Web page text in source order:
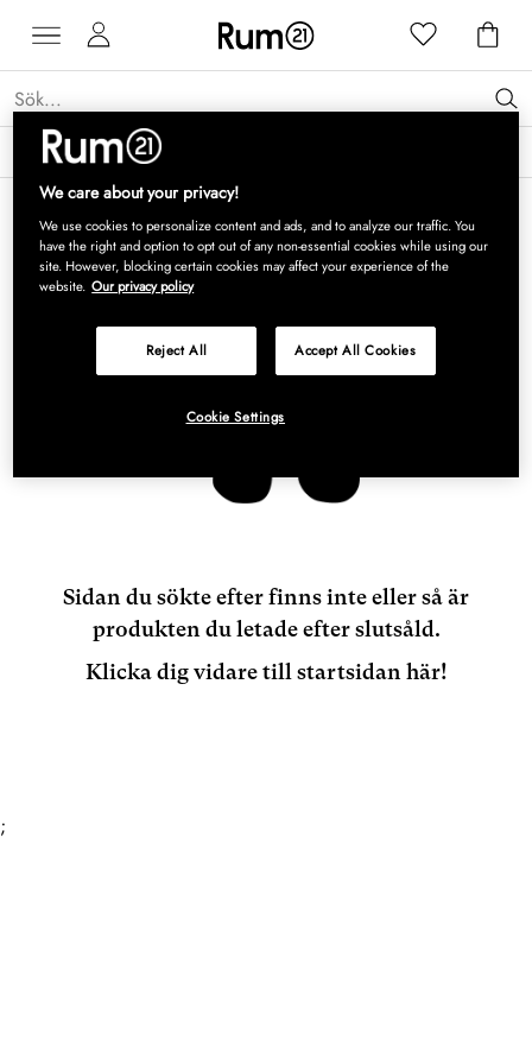
Få 15 % rabatt på Grythyttan Stålmöbler* →
Sidan du sökte efter finns inte eller så är
produkten du letade efter slutsåld.
Klicka dig vidare till startsidan här!
;
We care about your privacy!
We use cookies to personalize content and ads, and to analyze our traffic. You
have the right and option to opt out of any non-essential cookies while using our
site. However, blocking certain cookies may affect your experience of the
website. Our privacy policy
Reject All Accept All Cookies
Cookie Settings